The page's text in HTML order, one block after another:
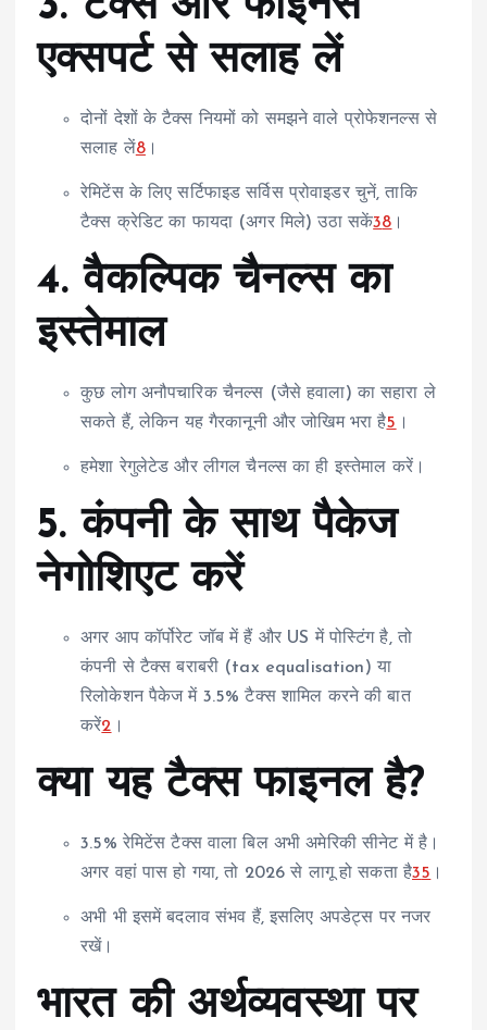
एक्सपर्ट से सलाह लें
दोनों देशों के टैक्स नियमों को समझने वाले प्रोफेशनल्स से
सलाह लें8।
रेमिटेंस के लिए सर्टिफाइड सर्विस प्रोवाइडर चुनें, ताकि
टैक्स क्रेडिट का फायदा (अगर मिले) उठा सकें38 ।
4. वैकल्पिक चैनल्स का
इस्तेमाल
कुछ लोग अनौपचारिक चैनल्स (जैसे हवाला) का सहारा ले
सकते हैं, लेकिन यह गैरकानूनी और जोखिम भरा है5 ।
हमेशा रेगुलेटेड और लीगल चैनल्स का ही इस्तेमाल करें।
5. कंपनी के साथ पैकेज
नेगोशिएट करें
अगर आप कॉर्पोरेट जॉब में हैं और US में पोस्टिंग है, तो
कंपनी से टैक्स बराबरी (tax equalisation) या
रिलोकेशन पैकेज में 3.5% टैक्स शामिल करने की बात
करें2 ।
क्या यह टैक्स फाइनल है?
3.5% रेमिटेंस टैक्स वाला बिल अभी अमेरिकी सीनेट में है।
अगर वहां पास हो गया, तो 2026 से लागू हो सकता है35 ।
अभी भी इसमें बदलाव संभव हैं, इसलिए अपडेट्स पर नजर
रखें।
भारत की अर्थव्यवस्था पर